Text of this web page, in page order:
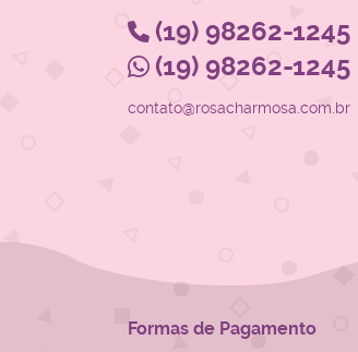
(19) 98262-1245
(19) 98262-1245
contato@rosacharmosa.com.br
Formas de Pagamento